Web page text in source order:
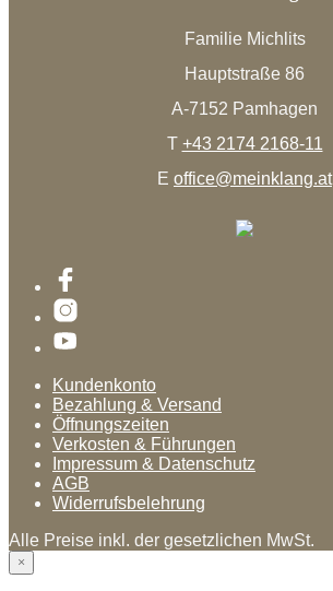
Familie Michlits
Hauptstraße 86
A-7152 Pamhagen
T +43 2174 2168-11
E office@meinklang.at
Kundenkonto
Bezahlung & Versand
Öffnungszeiten
Verkosten & Führungen
Impressum & Datenschutz
AGB
Widerrufsbelehrung
Alle Preise inkl. der gesetzlichen MwSt.
×